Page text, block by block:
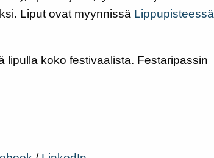
Liput ovat myynnissä Lippupisteessä
lipulla koko festivaalista. Festaripassin